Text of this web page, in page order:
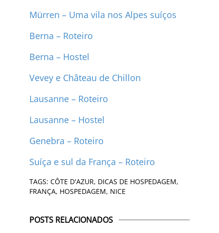
Mürren – Uma vila nos Alpes suíços
Berna – Roteiro
Berna – Hostel
Vevey e Château de Chillon
Lausanne – Roteiro
Lausanne – Hostel
Genebra – Roteiro
Suíça e sul da França – Roteiro
TAGS: CÔTE D'AZUR, DICAS DE HOSPEDAGEM,
FRANÇA, HOSPEDAGEM, NICE
POSTS RELACIONADOS